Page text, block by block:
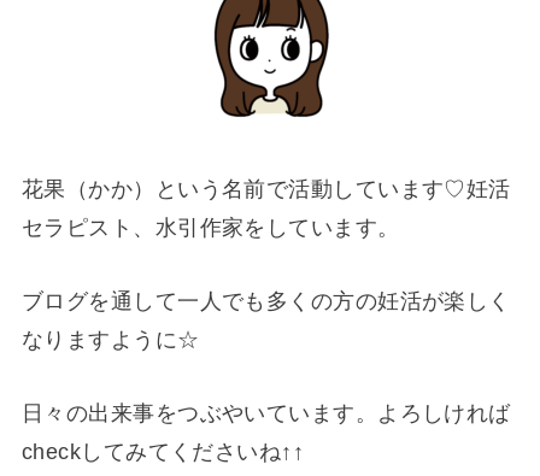
花果（かか）という名前で活動しています♡妊活
セラピスト、水引作家をしています。
ブログを通して一人でも多くの方の妊活が楽しく
なりますように☆
日々の出来事をつぶやいています。よろしければ
checkしてみてくださいね↑↑